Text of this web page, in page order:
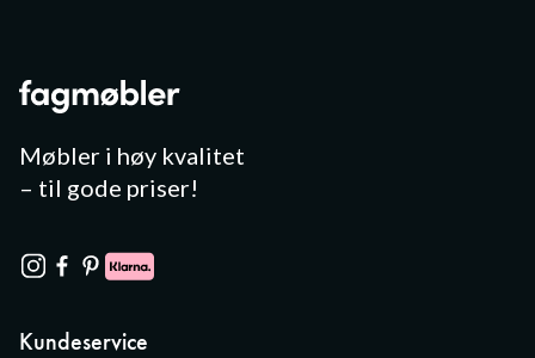
Møbler i høy kvalitet
– til gode priser!
Kundeservice